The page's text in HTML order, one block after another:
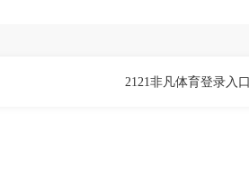
2121非凡体育登录入口